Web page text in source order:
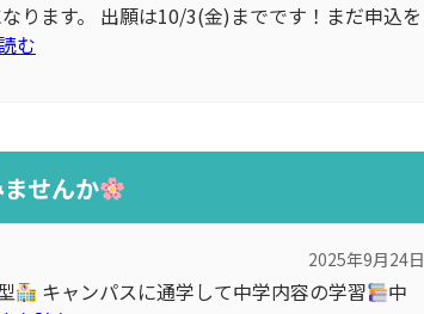
ります。 出願は10/3(金)までです！まだ申込を
む
せんか
2025年9月24日
キャンパスに通学して中学内容の学習
中